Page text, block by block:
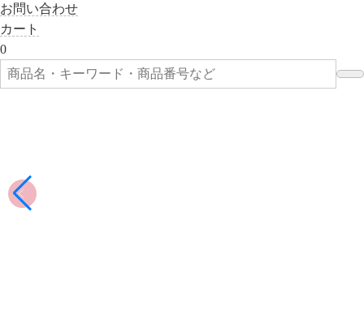
お問い合わせ
カート
0